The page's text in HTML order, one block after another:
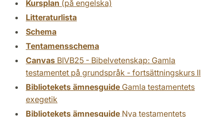
Kursplan (på engelska)
Litteraturlista
Schema
Tentamensschema
Canvas BIVB25 - Bibelvetenskap: Gamla
testamentet på grundspråk - fortsättningskurs II
Bibliotekets ämnesguide Gamla testamentets
exegetik
Bibliotekets ämnesguide Nya testamentets